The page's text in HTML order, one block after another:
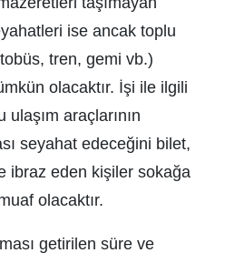
ise ancak toplu
tren, gemi vb.)
olacaktır. İşi ile ilgili
araçlarının
seyahat edeceğini bilet,
ibraz eden kişiler sokağa
olacaktır.
getirilen süre ve